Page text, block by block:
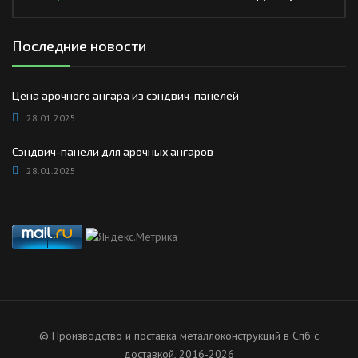
Последние новости
Цена арочного ангара из сэндвич-панелей
28.01.2025
Сэндвич-панели для арочных ангаров
28.01.2025
© Производство и поставка металлоконструкций в Спб с
доставкой, 2016-2026